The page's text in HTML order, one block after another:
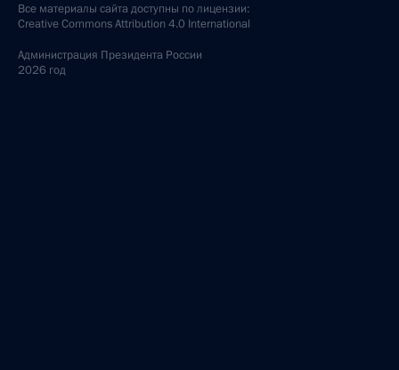
Все материалы сайта доступны по лицензии:
Creative Commons Attribution 4.0 International
Администрация Президента России
2026 год